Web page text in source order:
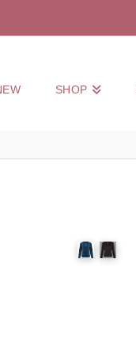
SHOP